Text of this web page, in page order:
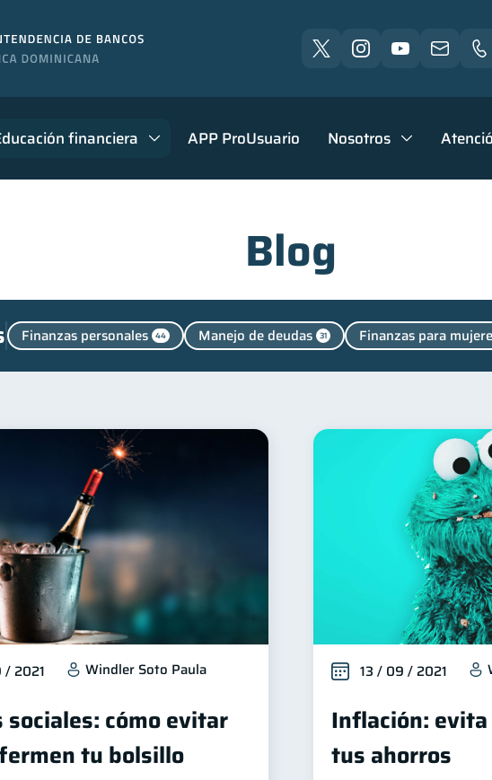
financiera APP ProUsuario Nosotros
Blog
Finanzas personales 44 Manejo de deudas 31 Finanzas para
Deudas Consejos 6
Ciberseguridad Derechos & Deberes 4
de Bancos 4 Criptomonedas 2
Finanzas Personales Mipymes 1
inversiones Retiro 1
información financiera
/ 2021 Windler Soto Paula
sociales: cómo evitar
tu bolsillo
13 / 09 / 2021
Inflación:
tus ahorros